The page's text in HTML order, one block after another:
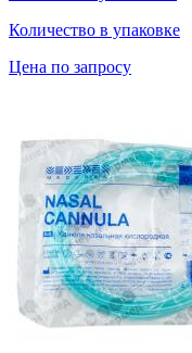
Количество в упаковке
Цена по запросу